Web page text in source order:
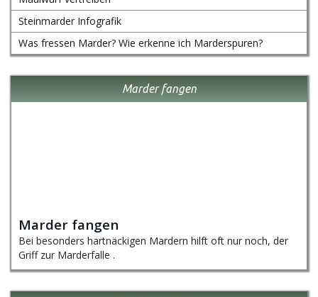
Steinmarder Infografik
Was fressen Marder? Wie erkenne ich Marderspuren?
Marder fangen
Marder fangen
Bei besonders hartnäckigen Mardern hilft oft nur noch, der
Griff zur Marderfalle .